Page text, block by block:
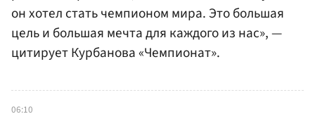
он хотел стать чемпионом мира. Это большая
цель и большая мечта для каждого из нас», —
цитирует Курбанова «Чемпионат».
06:10